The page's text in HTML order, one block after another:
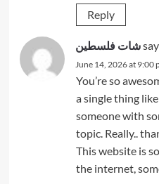
Reply
شات فلسطين
June 14, 2026 at 9:00
You’re so
a single thing
someone with
topic. Really..
This website is
the internet,